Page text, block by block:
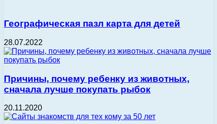
Географическая пазл карта для детей
28.07.2022
Причины, почему ребенку из животных,
сначала лучше покупать рыбок
20.11.2020